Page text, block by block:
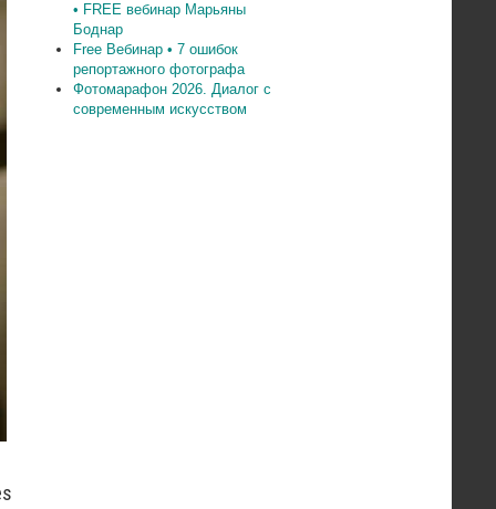
• FREE вебинар Марьяны
Боднар
Free Вебинар • 7 ошибок
репортажного фотографа
Фотомарафон 2026. Диалог с
современным искусством